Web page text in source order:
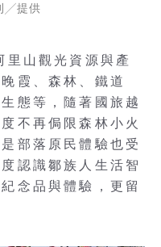
╱提供
里山觀光資源與產
霞、森林、鐵道
態等，隨著國旅越
不再侷限森林小火
部落原民體驗也受
認識鄒族人生活智
念品與體驗，更留